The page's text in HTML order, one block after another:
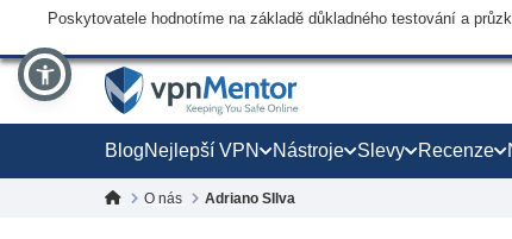
Poskytovatele hodnotíme na základě důkladného testování a
BlogNejlepší VPN Nástroje Slevy Recenze
O nás Adriano SIlva